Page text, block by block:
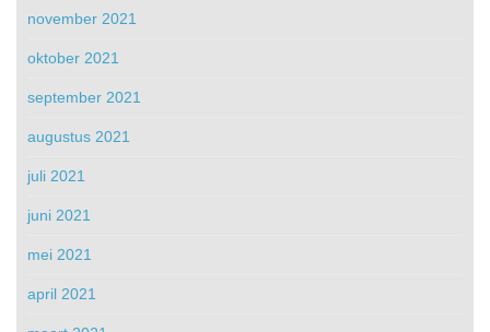
november 2021
oktober 2021
september 2021
augustus 2021
juli 2021
juni 2021
mei 2021
april 2021